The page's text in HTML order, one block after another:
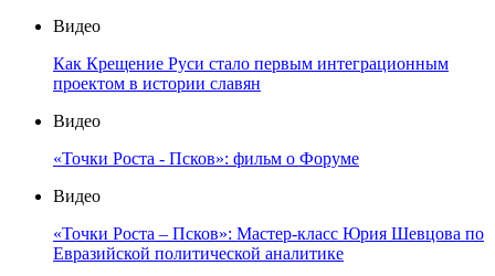
Видео
Как Крещение Руси стало первым интеграционным
проектом в истории славян
Видео
«Точки Роста - Псков»: фильм о Форуме
Видео
«Точки Роста – Псков»: Мастер-класс Юрия Шевцова по
Евразийской политической аналитике